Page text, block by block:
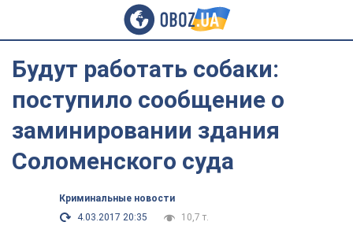
Будут работать собаки:
поступило сообщение о
заминировании здания
Соломенского суда
Криминальные новости
4.03.2017 20:35
10,7 т.